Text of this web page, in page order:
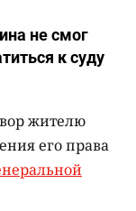
не смог
к суду
жителю
его права